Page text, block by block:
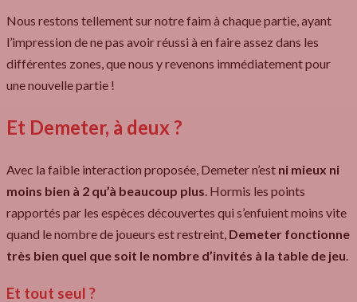
Nous restons tellement sur notre faim à chaque partie, ayant
l’impression de ne pas avoir réussi à en faire assez dans les
différentes zones, que nous y revenons immédiatement pour
une nouvelle partie !
Et Demeter, à deux ?
Avec la faible interaction proposée, Demeter n’est ni mieux ni
moins bien à 2 qu’à beaucoup plus. Hormis les points
rapportés par les espèces découvertes qui s’enfuient moins vite
quand le nombre de joueurs est restreint, Demeter fonctionne
très bien quel que soit le nombre d’invités à la table de jeu.
Et tout seul ?